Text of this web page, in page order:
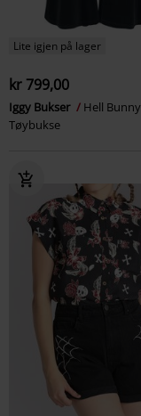
Lite igjen på lager
kr 799,00
Iggy Bukser
Hell Bunny
Tøybukse